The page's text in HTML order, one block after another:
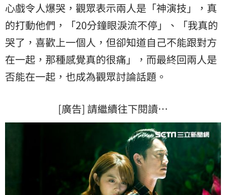
心戲令人爆哭，觀眾表示兩人是「神演技」，真
的打動他們，「20分鐘眼淚流不停」、「我真的
哭了，喜歡上一個人，但卻知道自己不能跟對方
在一起，那種感覺真的很痛」，而最終回兩人是
否能在一起，也成為觀眾討論話題。
[廣告] 請繼續往下閱讀…